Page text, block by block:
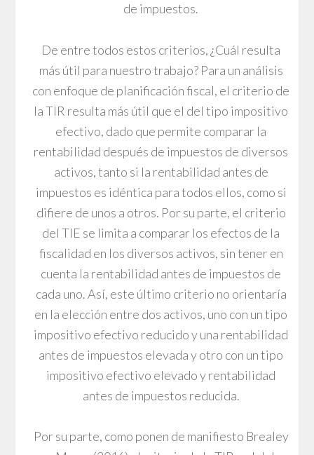
de impuestos.
De entre todos estos criterios, ¿Cuál resulta
más útil para nuestro trabajo? Para un análisis
con enfoque de planificación fiscal, el criterio de
la TIR resulta más útil que el del tipo impositivo
efectivo, dado que permite comparar la
rentabilidad después de impuestos de diversos
activos, tanto si la rentabilidad antes de
impuestos es idéntica para todos ellos, como si
difiere de unos a otros. Por su parte, el criterio
del TIE se limita a comparar los efectos de la
fiscalidad en los diversos activos, sin tener en
cuenta la rentabilidad antes de impuestos de
cada uno. Así, este último criterio no orientaría
en la elección entre dos activos, uno con un tipo
impositivo efectivo reducido y una rentabilidad
antes de impuestos elevada y otro con un tipo
impositivo efectivo elevado y rentabilidad
antes de impuestos reducida.
Por su parte, como ponen de manifiesto Brealey